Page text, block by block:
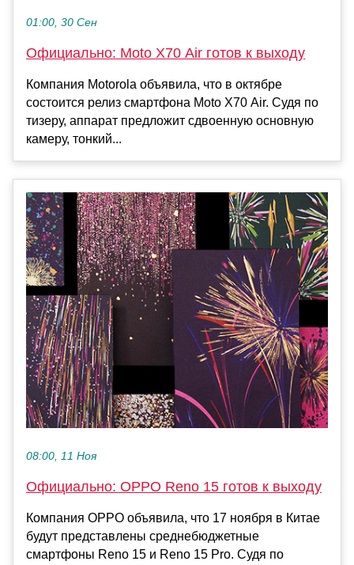
01:00, 30 Сен
Официально: Moto X70 Air готов к выходу
Компания Motorola объявила, что в октябре
состоится релиз смартфона Moto X70 Air. Судя по
тизеру, аппарат предложит сдвоенную основную
камеру, тонкий...
08:00, 11 Ноя
Официально: OPPO Reno 15 готов к выходу
Компания OPPO объявила, что 17 ноября в Китае
будут представлены среднебюджетные
смартфоны Reno 15 и Reno 15 Pro. Судя по